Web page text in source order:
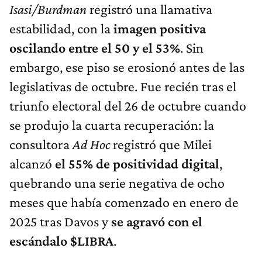
Isasi/Burdman registró una llamativa
estabilidad, con laimagen positiva
oscilando entre el 50 y el 53%. Sin
embargo, ese piso se erosionó antes de las
legislativas de octubre. Fue recién tras el
triunfo electoral del 26 de octubre cuando
se produjo la cuarta recuperación: la
consultoraAd Hocregistró que Milei
alcanzó el 55% de positividad digital,
quebrando una serie negativa de ocho
meses que había comenzado en enero de
2025 tras Davos yse agravó con el
escándalo $LIBRA.